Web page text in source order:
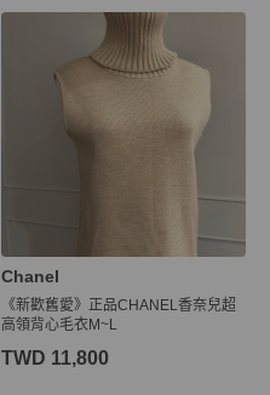
Chanel
《新歡舊愛》正品CHANEL香奈兒超
高領背心毛衣M~L
TWD 11,800